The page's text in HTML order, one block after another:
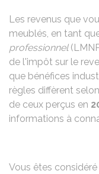
Les revenus que
meublés, en tant
professionnel
de l'impôt sur le
que bénéfices
règles diffèrent
de ceux perçus en
informations à
Vous êtes